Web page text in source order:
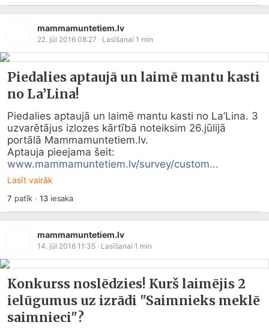
mammamuntetiem.lv
22. jūl 2016 08:27 · Lasīšanai 1 min
Piedalies aptaujā un laimē mantu kasti
no La’Lina!
Piedalies aptaujā un laimē mantu kasti no La’Lina. 3
uzvarētājus izlozes kārtībā noteiksim 26.jūlijā
portālā Mammamuntetiem.lv.
www.mammamuntetiem.lv/survey/custom...
Lasīt vairāk
7 patīk ·13iesaka
mammamuntetiem.lv
14. jūl 2016 11:35 · Lasīšanai 1 min
Konkurss noslēdzies! Kurš laimējis 2
ielūgumus uz izrādi "Saimnieks meklē
saimnieci"?